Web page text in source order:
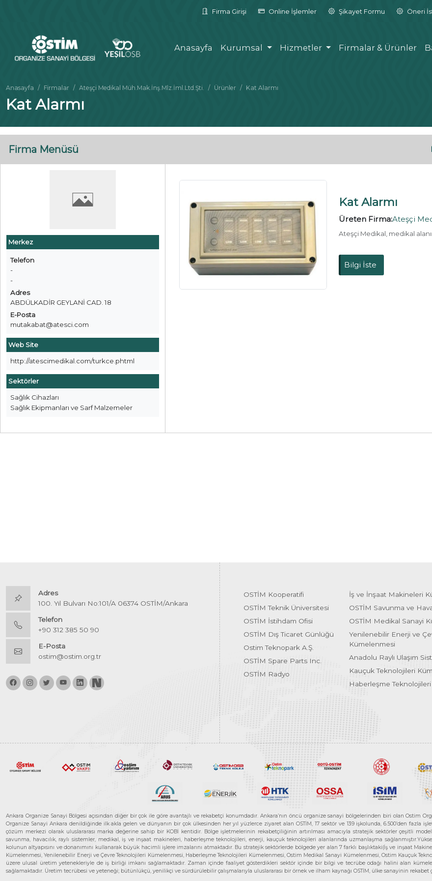
Firma Girişi Online İşlemler Şikayet Formu Öneri
Anasayfa Kurumsal Hizmetler Firmalar & Ürünler
Anasayfa Firmalar Ateşçi Medikal Müh.Mak.İnş.Mlz.İml.Ltd.Şti. Ürünler Kat Alarmı
Kat Alarmı
Firma Menüsü
Merkez
Telefon
-
-
Adres
ABDÜLKADİR GEYLANİ CAD. 18
E-Posta
mutakabat@atesci.com
Web Site
http://atescimedikal.com/turkce.phtml
Sektörler
Sağlık Cihazları
Sağlık Ekipmanları ve Sarf Malzemeler
Kat Alarmı
Üreten Firma:Ateşçi
Ateşçi Medikal, medikal
Bilgi İste
Adres
100. Yıl Bulvarı No:101/A 06374 OSTİM/Ankara
Telefon
+90 312 385 50 90
E-Posta
ostim@ostim.org.tr
OSTİM Kooperatifi
OSTİM Teknik Üniversitesi
OSTİM İstihdam Ofisi
OSTİM Dış Ticaret Günlüğü
Ostim Teknopark A.Ş.
OSTİM Spare Parts Inc.
OSTİM Radyo
İş ve İnşaat Makineleri
OSTİM Savunma ve
OSTİM Medikal Sanayi
Yenilenebilir Enerji ve
Kümelenmesi
Anadolu Raylı Ulaşım
Kauçuk Teknolojileri
Haberleşme
Ankara Organize Sanayi Bölgesi açısından diğer bir çok ile göre avantajlı ve rekabetçi konumdadır. Ankara’nın öncü organize sanayi bölgelerinden biri olan Ostim
Organize Sanayi Ankara denildiğinde ilk akla gelen ve dünyanın bir çok ülkesinden her yıl yüzlerce ziyaret alan OSTİM, 17 sektör ve 139 işkolunda, 6.500’den fazla
çözüm merkezi olarak uluslararası marka değerine sahip bir KOBİ kentidir. Bölge işletmelerinin rekabetçiliğinin artırılması amacıyla stratejik sektörler çeşitli
savunma, havacılık, raylı sistemler, medikal, iş ve inşaat makineleri, haberleşme teknolojileri, enerji, kauçuk teknolojileri alanlarında uzmanlaşma
kolunun altyapısını ve donanımını kullanarak büyük hacimli işlere imzalarını atmaktadır. Bu stratejik sektörlerde bölgede yer alan 7 farklı başlıktaki(İş ve inşaat
Kümelenmesi, Yenilenebilir Enerji ve Çevre Teknolojileri Kümelenmesi, Haberleşme Teknolojileri Kümelenmesi, Ostim Medikal Sanayi Kümelenmesi, Ostim Kauçuk
üzere ulusal üretim yetenekleriyle de iş birliği imkanı sağlamaktadır. Zaman içinde faaliyet gösterdikleri sektör içinde bir bilgi ve tecrübe odağı halini alan
sağlamaktadır. Üretim tecrübesi ve yeteneği; bütünlükçü, yenilikçi ve sürdürülebilir çalışmalarıyla uluslararası bir örnek ve ilham kaynağı OSTİM, ülke sanayinin